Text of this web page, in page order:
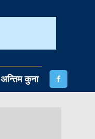
अन्तिम कुना